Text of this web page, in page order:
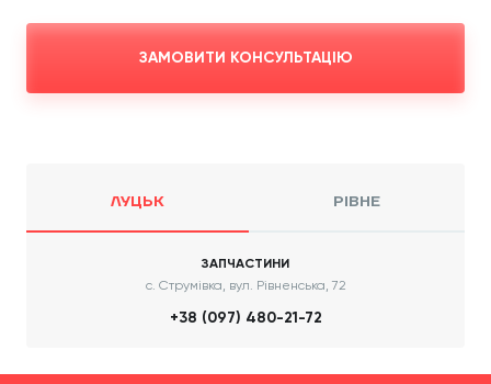
ЗАМОВИТИ КОНСУЛЬТАЦІЮ
ЛУЦЬК РІВНЕ
ЗАПЧАСТИНИ
с. Струмівка, вул. Рівненська, 72
+38 (097) 480-21-72